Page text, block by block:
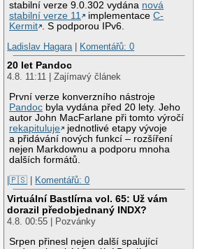
stabilní verze 9.0.302 vydána nová
stabilní verze 11
implementaceC-
Kermit
. S podporou IPv6.
Ladislav Hagara| Komentářů: 0
20 let Pandoc
4.8. 11:11 | Zajímavý článek
První verze konverzního nástroje
Pandoc byla vydána před 20 lety. Jeho
autor John MacFarlane při tomto výročí
rekapituluje
jednotlivé etapy vývoje
a přidávání nových funkcí – rozšíření
nejen Markdownu a podporu mnoha
dalších formátů.
|🇵🇸
Komentářů: 0
Virtuální Bastlírna vol. 65: Už vám
dorazil předobjednaný INDX?
4.8. 00:55 | Pozvánky
Srpen přinesl nejen další spalující